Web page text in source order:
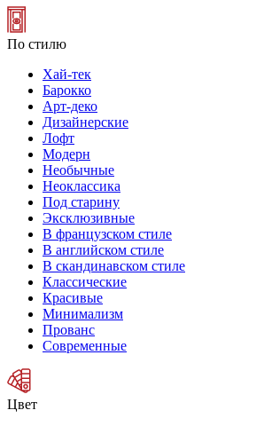
По стилю
Хай-тек
Барокко
Арт-деко
Дизайнерские
Лофт
Модерн
Необычные
Неоклассика
Под старину
Эксклюзивные
В французском стиле
В английском стиле
В скандинавском стиле
Классические
Красивые
Минимализм
Прованс
Современные
Цвет